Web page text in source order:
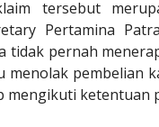
tersebut
Pertamina
tidak pernah
menolak pembelian
mengikuti ketentuan